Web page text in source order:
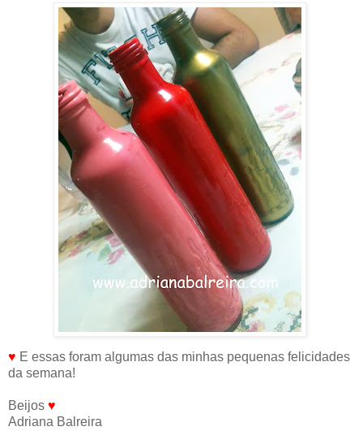
♥ E essas foram algumas das minhas pequenas felicidades
da semana!
Beijos ♥
Adriana Balreira